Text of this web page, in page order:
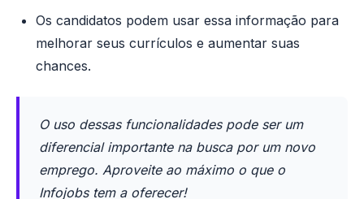
Os candidatos podem usar essa informação para
melhorar seus currículos e aumentar suas
chances.
O uso dessas funcionalidades pode ser um
diferencial importante na busca por um novo
emprego. Aproveite ao máximo o que o
Infojobs tem a oferecer!